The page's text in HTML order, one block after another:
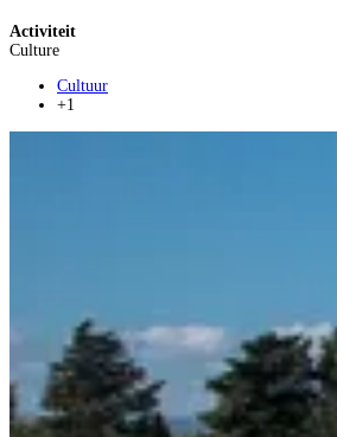
Activiteit
Culture
Cultuur
+1